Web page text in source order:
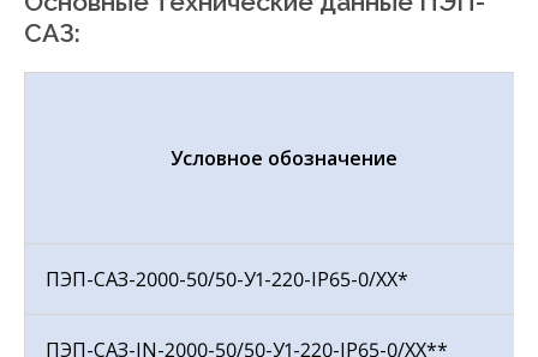
САЗ:
Условное обозначение
ПЭП-САЗ-2000-50/50-У1-220-IP65-0/ХХ*
ПЭП-САЗ-IN-2000-50/50-У1-220-IP65-0/ХХ**